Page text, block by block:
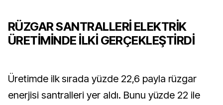
RÜZGAR SANTRALLERİ ELEKTRİK
ÜRETİMİNDE İLKİ GERÇEKLEŞTİRDİ
Üretimde ilk sırada yüzde 22,6 payla rüzgar
enerjisi santralleri yer aldı. Bunu yüzde 22 ile